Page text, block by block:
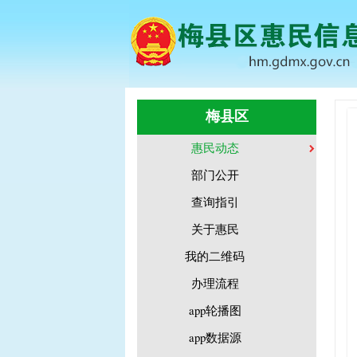
梅县区
惠民动态
部门公开
查询指引
关于惠民
我的二维码
办理流程
app轮播图
app数据源